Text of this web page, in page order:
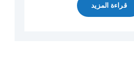
قراءة المزيد